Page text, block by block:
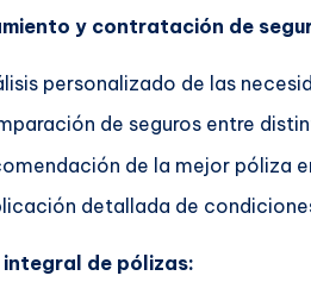
y contratación de
personalizado de las
de seguros entre
de la mejor póliza
detallada de
de pólizas: